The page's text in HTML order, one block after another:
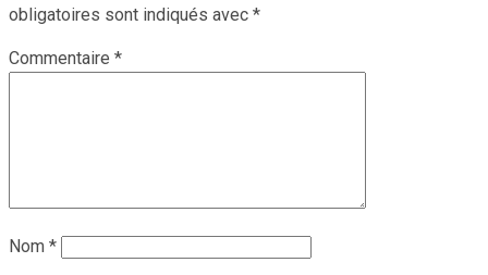
obligatoires sont indiqués avec *
Commentaire *
Nom *